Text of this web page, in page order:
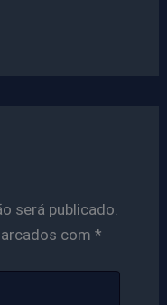
será publicado.
com *